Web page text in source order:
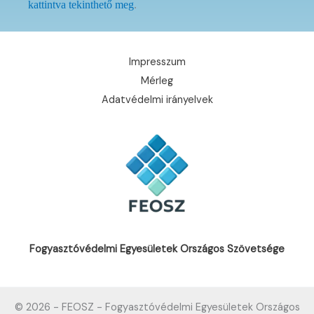
kattintva tekinthető meg.
Impresszum
Mérleg
Adatvédelmi irányelvek
Fogyasztóvédelmi Egyesületek Országos Szövetsége
© 2026 - FEOSZ - Fogyasztóvédelmi Egyesületek Országos